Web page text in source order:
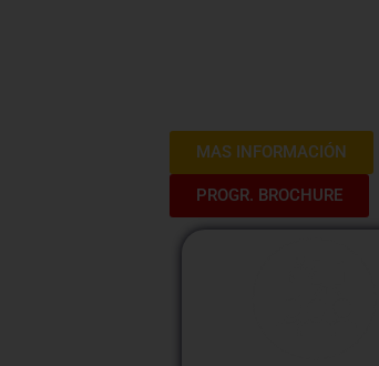
MAS INFORMACIÓN
PROGR. BROCHURE